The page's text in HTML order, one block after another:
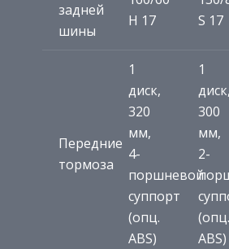
задней
шины
H 17
S 17
Передние
тормоза
1
диск,
320
мм,
4-
поршневой
суппорт
(опц.
ABS)
1
диск,
300
мм,
2-
(опц.
ABS)